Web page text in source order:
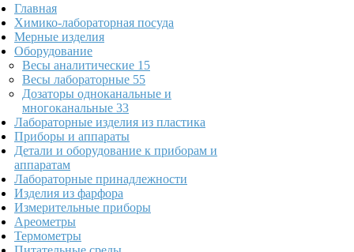
Главная
Химико-лабораторная посуда
Мерные изделия
Оборудование
Весы аналитические 15
Весы лабораторные 55
Дозаторы одноканальные и
многоканальные 33
Лабораторные изделия из пластика
Приборы и аппараты
Детали и оборудование к приборам и
аппаратам
Лабораторные принадлежности
Изделия из фарфора
Измерительные приборы
Ареометры
Термометры